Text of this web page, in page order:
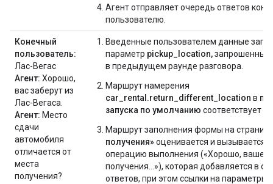
Агент отправляет очередь ответов
пользователю.
Конечный
пользователь:
Лас-Вегас
Агент: Хорошо,
вас заберут из
Лас-Вегаса.
Агент: Место
сдачи
автомобиля
отличается от
места
получения?
Введенные пользователем данные
параметр pickup_location,запрошенный
в предыдущем раунде разговора.
Маршрут намерения
car_rental.return_different_location в
запуска по умолчанию соответствует
Маршрут заполнения формы на
получения»оценивается и вызывается.
операцию выполнения («Хорошо, ваше
получения...»), которая добавляется в
ответов, при этом ссылки на параметры